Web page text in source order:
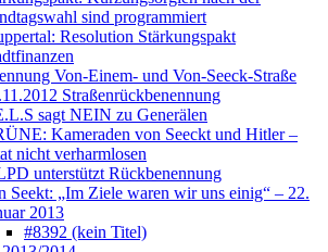
sind programmiert
Resolution Stärkungspakt
Von-Einem- und Von-Seeck-Straße
Straßenrückbenennung
sagt NEIN zu Generälen
Kameraden von Seeckt und Hitler –
nicht verharmlosen
unterstützt Rückbenennung
Seekt: „Im Ziele waren wir uns einig“ – 22.
2013
#8392 (kein Titel)